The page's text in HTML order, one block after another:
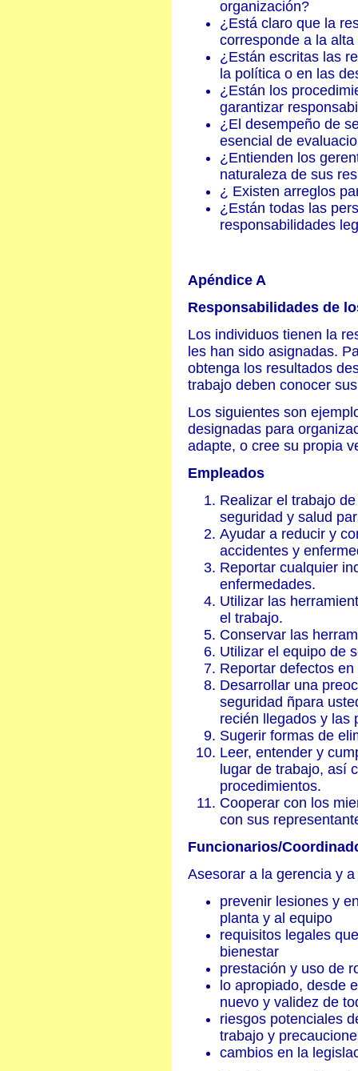
organización?
¿Está claro que la
corresponde a la
¿Están escritas las
la política o en las
¿Están los
garantizar
¿El desempeño de
esencial de
¿Entienden los
naturaleza de sus
¿ Existen arreglos
¿Están todas las
responsabilidades
Apéndice A
Responsabilidades de
Los individuos tienen la
les han sido asignadas.
obtenga los resultados
trabajo deben conocer
Los siguientes son
designadas para
adapte, o cree su propia
Empleados
Realizar el trabajo
seguridad y salud
Ayudar a reducir y
accidentes y
Reportar cualquier
enfermedades.
Utilizar las
el trabajo.
Conservar las
Utilizar el equipo de
Reportar defectos
Desarrollar una
seguridad ñpara
recién llegados y las
Sugerir formas de
Leer, entender y
lugar de trabajo, así
procedimientos.
Cooperar con los
con sus
Funcionarios/
Asesorar a la gerencia y
prevenir lesiones y
planta y al equipo
requisitos legales
bienestar
prestación y uso de
lo apropiado, desde
nuevo y validez de
riesgos potenciales
trabajo y
cambios en la